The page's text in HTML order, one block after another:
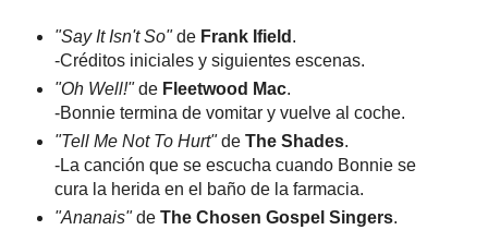
"Say It Isn't So"de Frank Ifield .
-Créditos iniciales y siguientes escenas.
"Oh Well!"de Fleetwood Mac.
-Bonnie termina de vomitar y vuelve al coche.
"Tell Me Not To Hurt"de The Shades.
-La canción que se escucha cuando Bonnie se
cura la herida en el baño de la farmacia.
"Ananais"de The Chosen Gospel Singers.